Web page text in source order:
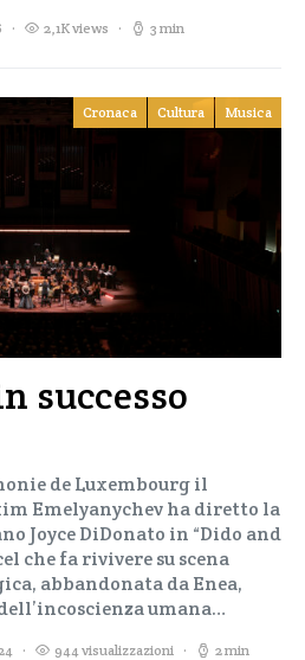
2,1K views 3 min
Cronaca Cultura Musica
successo
de Luxembourg il
Emelyanychev ha diretto la
Joyce DiDonato in “Dido and
che fa rivivere su scena
abbandonata da Enea,
umana…
944 visualizzazioni 2 min